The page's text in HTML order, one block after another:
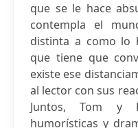
que se le hace
contempla el
distinta a como lo
que tiene que
existe ese
al lector con sus
Juntos, Tom y
humorísticas y